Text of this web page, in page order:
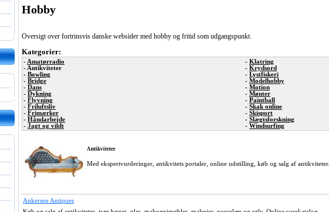
Hobby
Oversigt over fortrinsvis danske websider med hobby og fritid som udgangspunkt.
Kategorier:
- Amatørradio
- Antikviteter
- Bowling
- Bridge
- Dans
- Dykning
- Flyvning
- Friluftsliv
- Frimærker
- Håndarbejde
- Jagt og vildt
- Klatring
- Krydsord
- Lystfiskeri
- Modelhobby
- Motion
- Mønter
- Paintball
- Skak online
- Skisport
- Slægtsforskning
- Windsurfing
Antikviteter
Med ekspertvurderinger, antikvitets portaler, online udstilling, køb og salg af antikviteter.
Ankersen Antiques